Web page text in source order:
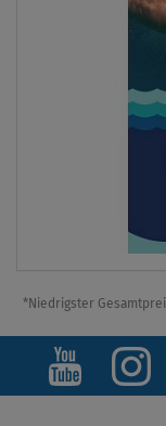
*Niedrigster